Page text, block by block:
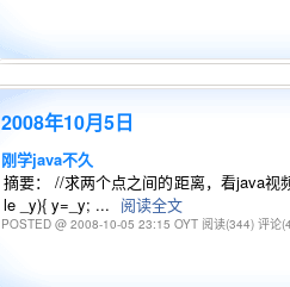
2008年10月5日
刚学java不久
摘要： //求两个点之间的距离，看java
le _y){ y=_y; ... 阅读全文
POSTED @ 2008-10-05 23:15 OYT 阅读(344) 评论